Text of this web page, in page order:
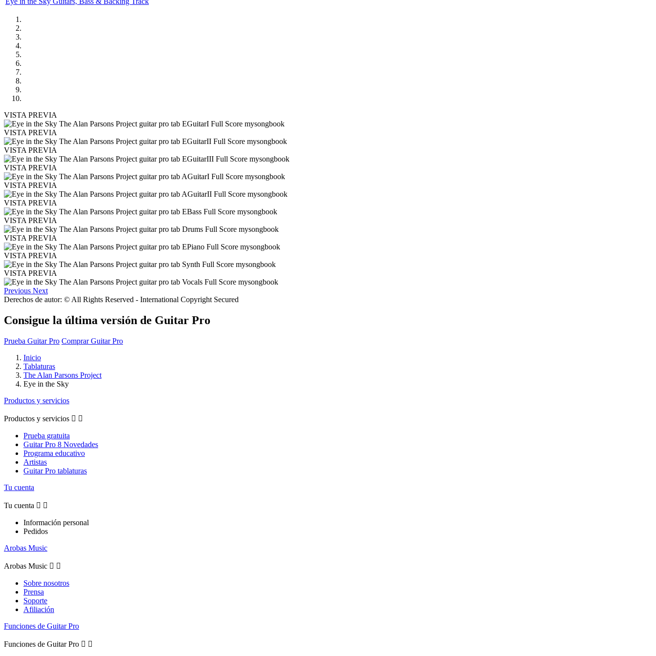
VISTA PREVIA
VISTA PREVIA
VISTA PREVIA
VISTA PREVIA
VISTA PREVIA
VISTA PREVIA
VISTA PREVIA
VISTA PREVIA
VISTA PREVIA
VISTA PREVIA
Previous Next
Derechos de autor: © All Rights Reserved - International Copyright Secured
Consigue la última versión de Guitar Pro
Prueba Guitar Pro Comprar Guitar Pro
Inicio
Tablaturas
The Alan Parsons Project
Eye in the Sky
Productos y servicios
Productos y servicios  
Prueba gratuita
Guitar Pro 8 Novedades
Programa educativo
Artistas
Guitar Pro tablaturas
Tu cuenta
Tu cuenta  
Información personal
Pedidos
Arobas Music
Arobas Music  
Sobre nosotros
Prensa
Soporte
Afiliación
Funciones de Guitar Pro
Funciones de Guitar Pro  